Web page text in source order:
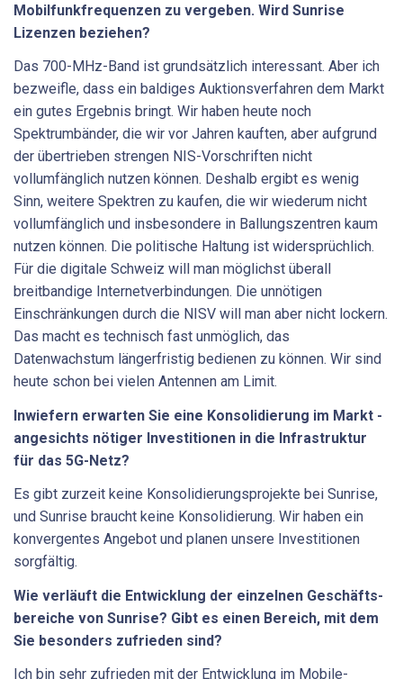
Mobilfunkfrequenzen zu vergeben. Wird Sunrise
Lizenzen beziehen?
Das 700-MHz-Band ist grundsätzlich interessant. Aber ich
bezweifle, dass ein baldiges Auktionsverfahren dem Markt
ein gutes Ergebnis bringt. Wir haben heute noch
Spektrumbänder, die wir vor Jahren kauften, aber aufgrund
der übertrieben strengen NIS-Vorschriften nicht
vollumfänglich nutzen können. Deshalb ergibt es wenig
Sinn, weitere Spektren zu kaufen, die wir wiederum nicht
vollumfänglich und insbesondere in Ballungszentren kaum
nutzen können. Die politische Haltung ist widersprüchlich.
Für die digitale Schweiz will man möglichst überall
breitbandige Internetverbindungen. Die unnötigen
Einschränkungen durch die NISV will man aber nicht lockern.
Das macht es technisch fast unmöglich, das
Datenwachstum längerfristig bedienen zu können. Wir sind
heute schon bei vielen Antennen am Limit.
Inwiefern erwarten Sie eine Konsolidierung im Markt ­
angesichts nötiger Investitionen in die Infrastruktur
für das 5G-Netz?
Es gibt zurzeit keine Konsolidierungsprojekte bei Sunrise,
und Sunrise braucht keine Konsolidierung. Wir haben ein
konvergentes Angebot und planen unsere Investitionen
sorgfältig.
Wie verläuft die Entwicklung der einzelnen Geschäfts­
bereiche von Sunrise? Gibt es einen Bereich, mit dem
Sie ­besonders zufrieden sind?
Ich bin sehr zufrieden mit der Entwicklung im Mobile-